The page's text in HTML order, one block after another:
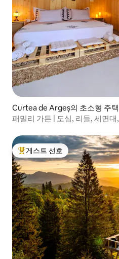
Curtea de Argeș의 초소형 주택
패밀리 가든 | 도심, 리들, 세면대
상위 게스트 선호
게스트 선호